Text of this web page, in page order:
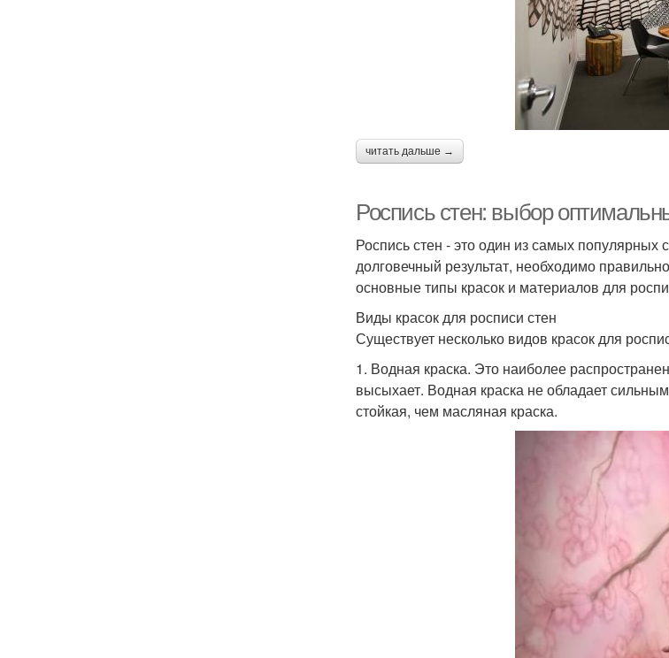
читать дальше →
Роспись стен: выбор
Роспись стен - это один из самых
долговечный результат, необходимо
основные типы красок и материалов для
Виды красок для росписи стен
Существует несколько видов красок для
1. Водная краска. Это наиболее
высыхает. Водная краска не обладает
стойкая, чем масляная краска.